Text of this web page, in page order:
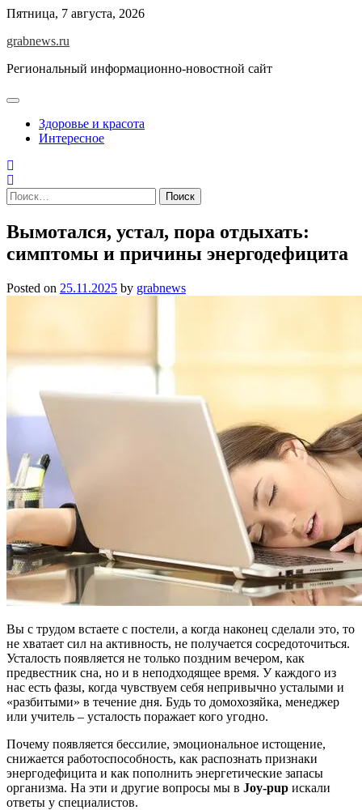
Skip
content
Пятница, 7 августа, 2026
grabnews.ru
Региональный информационно-новостной сайт
Здоровье и красота
Интересное
Найти:
Вымотался, устал, пора отдыхать:
симптомы и причины энергодефицита
Posted on 25.11.2025 by grabnews
Вы с трудом встаете с постели, а когда наконец сделали это, то
не хватает сил на активность, не получается сосредоточиться.
Усталость появляется не только поздним вечером, как
предвестник сна, но и в неподходящее время. У каждого из
нас есть фазы, когда чувствуем себя непривычно усталыми и
«разбитыми» в течение дня. Будь то домохозяйка, менеджер
или учитель – усталость поражает кого угодно.
Почему появляется бессилие, эмоциональное истощение,
снижается работоспособность, как распознать признаки
энергодефицита и как пополнить энергетические запасы
организма. На эти и другие вопросы мы в Joy-pup искали
ответы у специалистов.